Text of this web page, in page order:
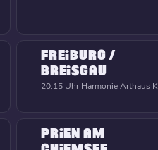
FREIBURG /
BREISGAU
20:15 Uhr Harmonie Arthaus
PRIEN AM